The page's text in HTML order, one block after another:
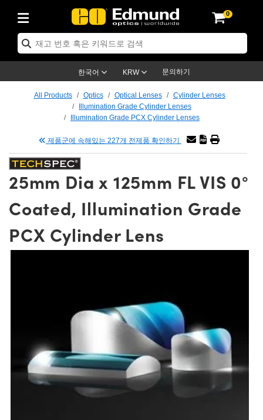
0
한국어 KRW 문의하기
Electronics
Lenses
Photography
Optomechanics
All Products Optics Optical Lenses
Cylinder Lenses
Illumination Grade Cylinder Lenses
Illumination Grade PCX Cylinder Lenses
제품군에 속해있는 227개 전제품 확인하기
25mm Dia x 125mm FL VIS 0°
Coated, Illumination Grade
PCX Cylinder Lens